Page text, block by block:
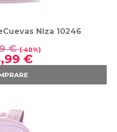
Niza 10246
€(-40%)
€